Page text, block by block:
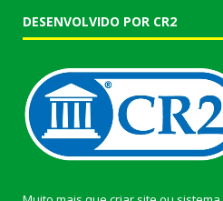
DESENVOLVIDO POR CR2